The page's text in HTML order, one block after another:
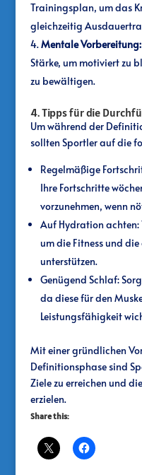
Trainingsplan, um das
gleichzeitig
Mentale Vorbereitung:
Stärke, um motiviert zu
zu bewältigen.
4. Tipps für die
Um während der
sollten Sportler auf die
Regelmäßige
Ihre Fortschritte
vorzunehmen, wenn
Auf Hydration achten:
um die Fitness und
unterstützen.
Genügend Schlaf:
da diese für den
Leistungsfähigkeit
Mit einer gründlichen
Definitionsphase sind
Ziele zu erreichen und
erzielen.
Share this: